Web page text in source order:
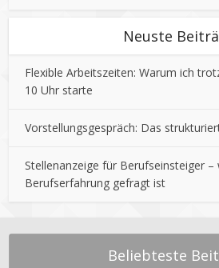
Neuste
Flexible Arbeitszeiten: Warum ich
10 Uhr starte
Vorstellungsgespräch: Das
Stellenanzeige für Berufseinsteiger
Berufserfahrung gefragt ist
Beliebteste